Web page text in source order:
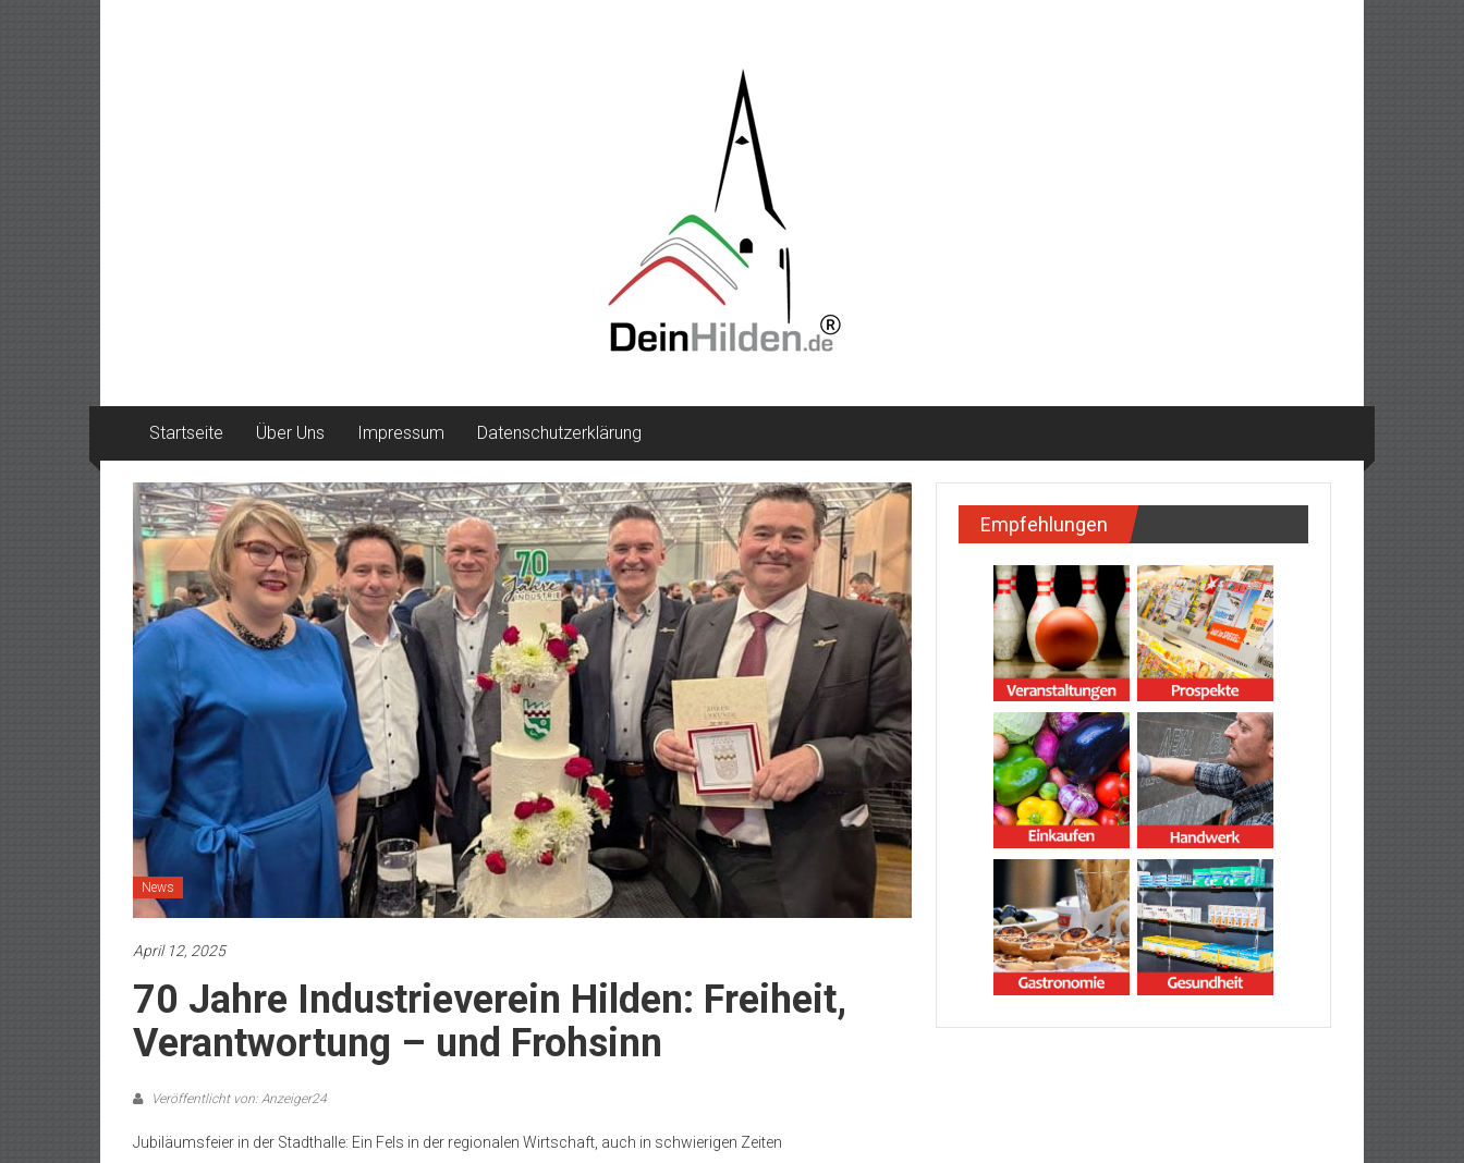
Startseite Über Uns Impressum Datenschutzerklärung
News
April 12, 2025
70 Jahre Industrieverein Hilden: Freiheit,
Verantwortung – und Frohsinn
Veröffentlicht von: Anzeiger24
Jubiläumsfeier in der Stadthalle: Ein Fels in der regionalen Wirtschaft, auch in schwierigen Zeiten
Empfehlungen